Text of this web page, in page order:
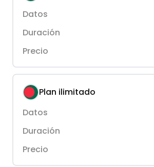
Datos
Duración
Precio
Plan ilimitado
Datos
Duración
Precio